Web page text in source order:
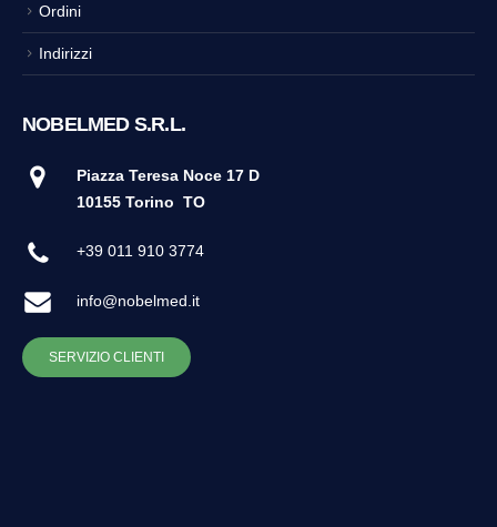
Ordini
Indirizzi
NOBELMED S.R.L.
Piazza Teresa Noce 17 D
10155 Torino TO
+39 011 910 3774
info@nobelmed.it
SERVIZIO CLIENTI